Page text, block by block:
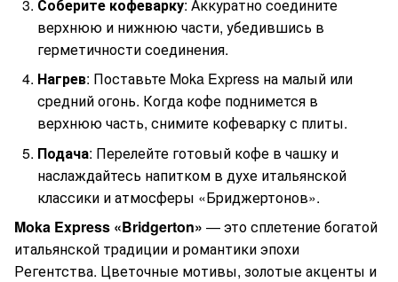
Соберите кофеварку: Аккуратно соедините
верхнюю и нижнюю части, убедившись в
герметичности соединения.
Нагрев: Поставьте Moka Express на малый или
средний огонь. Когда кофе поднимется в
верхнюю часть, снимите кофеварку с плиты.
Подача: Перелейте готовый кофе в чашку и
наслаждайтесь напитком в духе итальянской
классики и атмосферы «Бриджертонов».
Moka Express «Bridgerton» — это сплетение богатой
итальянской традиции и романтики эпохи
Регентства. Цветочные мотивы, золотые акценты и